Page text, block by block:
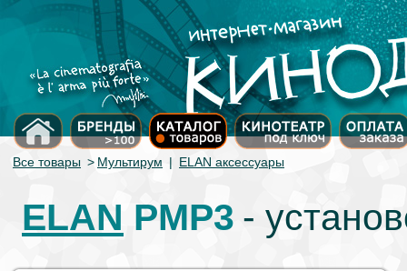
Все товары > Мультирум | ELAN аксессуары
ELAN PMP3 -